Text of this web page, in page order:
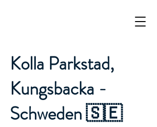
Kolla Parkstad,
Kungsbacka -
Schweden 🇸🇪